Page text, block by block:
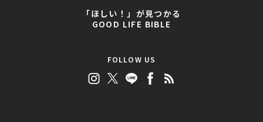
「ほしい！」が見つかる
GOOD LIFE BIBLE
FOLLOW US